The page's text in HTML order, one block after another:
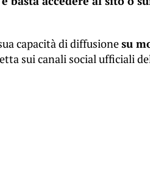
capacità di diffusionesu
sui canali social ufficiali